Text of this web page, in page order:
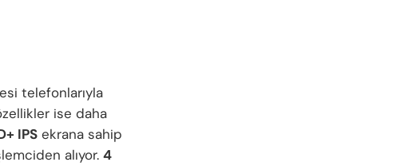
telefonlarıyla
ise daha
IPS ekrana sahip
alıyor. 4